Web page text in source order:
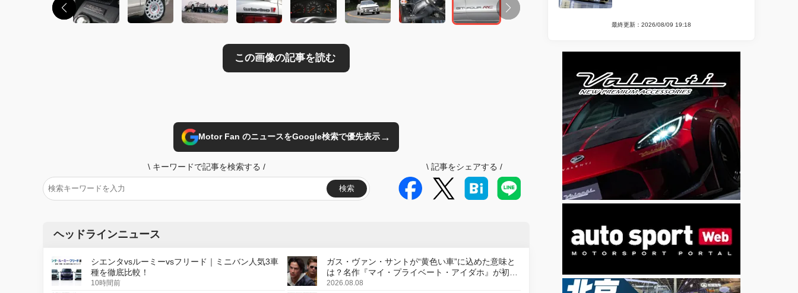
Motor Fan のニュースをGoogle検索で優先表示→
\ キーワードで記事を検索する /
検索
\ 記事をシェアする /
ヘッドラインニュース
シエンタvsルーミーvsフリード｜ミニバン人気3車
種を徹底比較！
10時間前
ガス・ヴァン・サントが“黄色い車”に込めた意味と
は？名作『マイ・プライベート・アイダホ』が初の
デジタルリマスター版で復活
2026.08.08
最終更新：2026/08/09 19:18